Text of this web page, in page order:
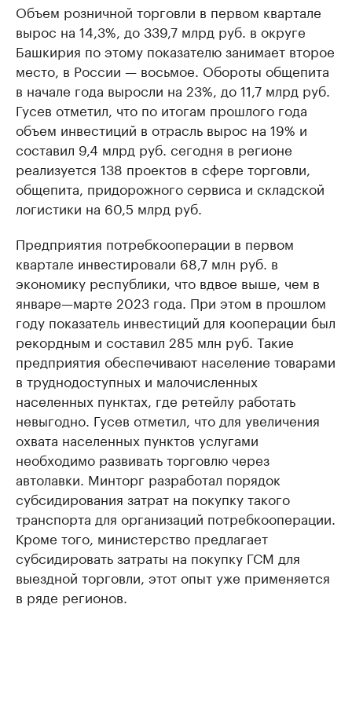
Объем розничной торговли в первом квартале
вырос на 14,3%, до 339,7 млрд руб. в округе
Башкирия по этому показателю занимает второе
место, в России — восьмое. Обороты общепита
в начале года выросли на 23%, до 11,7 млрд руб.
Гусев отметил, что по итогам прошлого года
объем инвестиций в отрасль вырос на 19% и
составил 9,4 млрд руб. сегодня в регионе
реализуется 138 проектов в сфере торговли,
общепита, придорожного сервиса и складской
логистики на 60,5 млрд руб.
Предприятия потребкооперации в первом
квартале инвестировали 68,7 млн руб. в
экономику республики, что вдвое выше, чем в
январе—марте 2023 года. При этом в прошлом
году показатель инвестиций для кооперации был
рекордным и составил 285 млн руб. Такие
предприятия обеспечивают население товарами
в труднодоступных и малочисленных
населенных пунктах, где ретейлу работать
невыгодно. Гусев отметил, что для увеличения
охвата населенных пунктов услугами
необходимо развивать торговлю через
автолавки. Минторг разработал порядок
субсидирования затрат на покупку такого
транспорта для организаций потребкооперации.
Кроме того, министерство предлагает
субсидировать затраты на покупку ГСМ для
выездной торговли, этот опыт уже применяется
в ряде регионов.